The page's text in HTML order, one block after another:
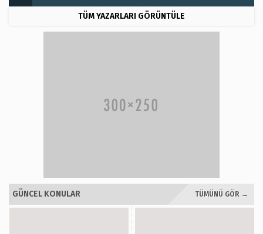
TÜM YAZARLARI GÖRÜNTÜLE
GÜNCEL KONULAR TÜMÜNÜ GÖR →